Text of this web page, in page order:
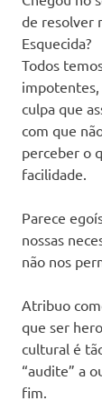
de resolver
Esquecida?
Todos
impotentes,
culpa que
com que
perceber o
facilidade.
Parece
nossas
não nos
Atribuo
que ser
cultural é
“audite” a
fim.